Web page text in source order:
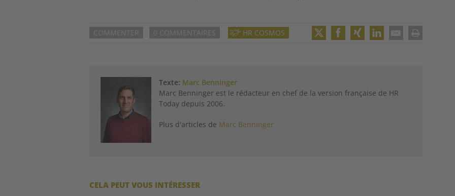
COMMENTER 0 COMMENTAIRES HR COSMOS
Texte: Marc Benninger
Marc Benninger est le rédacteur en chef de la version française de HR
Today depuis 2006.
Plus d'articles de Marc Benninger
CELA PEUT VOUS INTÉRESSER